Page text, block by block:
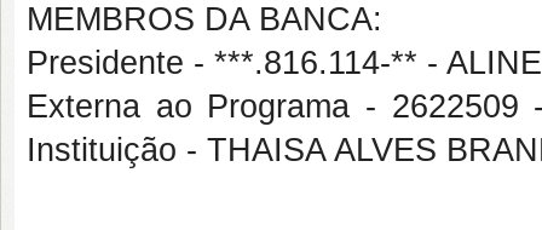
MEMBROS DA BANCA:
Presidente - ***.816.114-** -
Externa ao Programa -
Instituição - THAISA ALVES